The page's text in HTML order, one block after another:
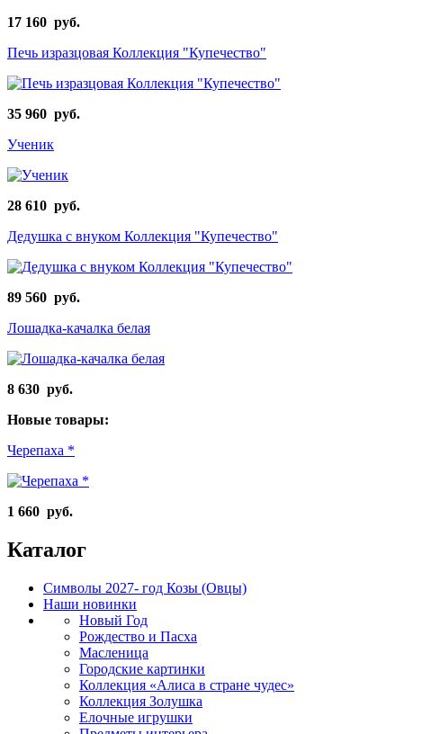
17 160 руб.
Печь изразцовая Коллекция "Купечество"
35 960 руб.
Ученик
28 610 руб.
Дедушка с внуком Коллекция "Купечество"
89 560 руб.
Лошадка-качалка белая
8 630 руб.
Новые товары:
Черепаха *
1 660 руб.
Каталог
Символы 2027- год Козы (Овцы)
Наши новинки
Новый Год
Рождество и Пасха
Масленица
Городские картинки
Коллекция «Алиса в стране чудес»
Коллекция Золушка
Елочные игрушки